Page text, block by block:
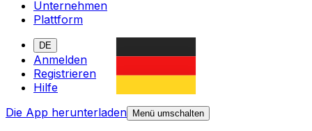
Unternehmen
Plattform
DE
Anmelden
Registrieren
Hilfe
Die App herunterladen
Menü umschalten